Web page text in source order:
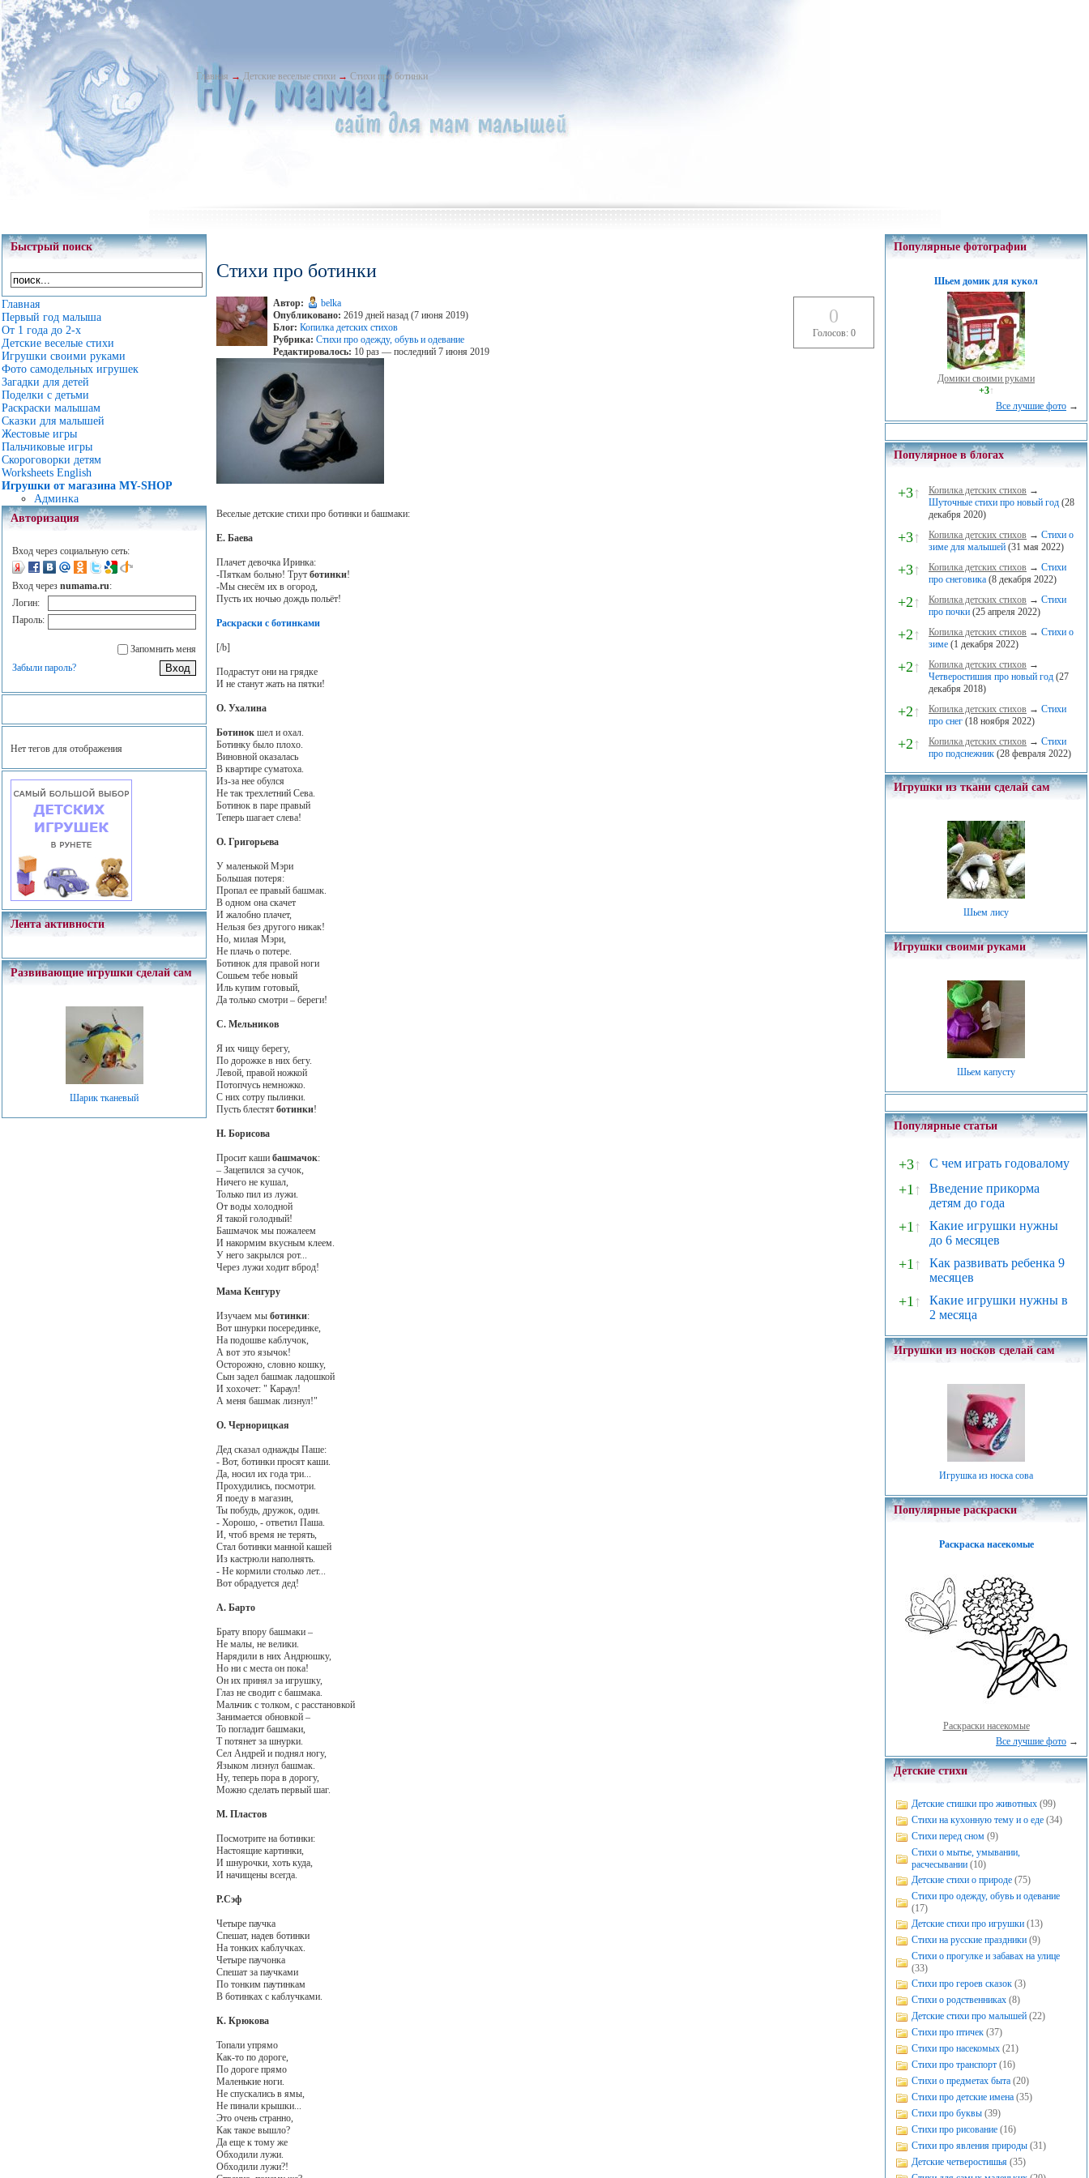
Главная → Детские веселые стихи → Стихи про ботинки
Быстрый поиск
Главная
Первый год малыша
От 1 года до 2-х
Детские веселые стихи
Игрушки своими руками
Фото самодельных игрушек
Загадки для детей
Поделки с детьми
Раскраски малышам
Сказки для малышей
Жестовые игры
Пальчиковые игры
Скороговорки детям
Worksheets English
Игрушки от магазина MY-SHOP
Админка
Авторизация
Вход через социальную сеть:
Вход через numama.ru:
Логин:
Пароль:
Запомнить меня
Забыли пароль?
Нет тегов для отображения
Лента активности
Развивающие игрушки сделай сам
Шарик тканевый
Стихи про ботинки
Автор:
belka
Опубликовано: 2619 дней назад (7 июня 2019)
Блог: Копилка детских стихов
Рубрика: Стихи про одежду, обувь и одевание
Редактировалось: 10 раз — последний 7 июня 2019
0
Голосов: 0
Веселые детские стихи про ботинки и башмаки:
Е. Баева
Плачет девочка Иринка:
-Пяткам больно! Трутботинки!
-Мы снесём их в огород,
Пусть их ночью дождь польёт!
Раскраски с ботинками
[/b]
Подрастут они на грядке
И не станут жать на пятки!
О. Ухалина
Ботинок шел и охал.
Ботинку было плохо.
Виновной оказалась
В квартире суматоха.
Из-за нее обулся
Не так трехлетний Сева.
Ботинок в паре правый
Теперь шагает слева!
О. Григорьева
У маленькой Мэри
Большая потеря:
Пропал ее правый башмак.
В одном она скачет
И жалобно плачет,
Нельзя без другого никак!
Но, милая Мэри,
Не плачь о потере.
Ботинок для правой ноги
Сошьем тебе новый
Иль купим готовый,
Да только смотри – береги!
С. Мельников
Я их чищу берегу,
По дорожке в них бегу.
Левой, правой ножкой
Потопчусь немножко.
С них сотру пылинки.
Пусть блестятботинки!
Н. Борисова
Просит кашибашмачок:
– Зацепился за сучок,
Ничего не кушал,
Только пил из лужи.
От воды холодной
Я такой голодный!
Башмачок мы пожалеем
И накормим вкусным клеем.
У него закрылся рот...
Через лужи ходит вброд!
Мама Кенгуру
Изучаем мыботинки:
Вот шнурки посерединке,
На подошве каблучок,
А вот это язычок!
Осторожно, словно кошку,
Сын задел башмак ладошкой
И хохочет: " Караул!
А меня башмак лизнул!"
О. Чернорицкая
Дед сказал однажды Паше:
- Вот, ботинки просят каши.
Да, носил их года три...
Прохудились, посмотри.
Я поеду в магазин,
Ты побудь, дружок, один.
- Хорошо, - ответил Паша.
И, чтоб время не терять,
Стал ботинки манной кашей
Из кастрюли наполнять.
- Не кормили столько лет...
Вот обрадуется дед!
А. Барто
Брату впору башмаки –
Не малы, не велики.
Нарядили в них Андрюшку,
Но ни с места он пока!
Он их принял за игрушку,
Глаз не сводит с башмака.
Мальчик с толком, с расстановкой
Занимается обновкой –
То погладит башмаки,
Т потянет за шнурки.
Сел Андрей и поднял ногу,
Языком лизнул башмак.
Ну, теперь пора в дорогу,
Можно сделать первый шаг.
М. Пластов
Посмотрите на ботинки:
Настоящие картинки,
И шнурочки, хоть куда,
И начищены всегда.
Р.Сэф
Четыре паучка
Спешат, надев ботинки
На тонких каблучках.
Четыре паучонка
Спешат за паучками
По тонким паутинкам
В ботинках с каблучками.
К. Крюкова
Топали упрямо
Как-то по дороге,
По дороге прямо
Маленькие ноги.
Не спускались в ямы,
Не пинали крышки...
Это очень странно,
Как такое вышло?
Да еще к тому же
Обходили лужи.
Обходили лужи?!
Популярные фотографии
Шьем домик для кукол
Домики своими руками
+3↑
Все лучшие фото →
Популярное в блогах
+3↑ Копилка детских стихов →
Шуточные стихи про новый год (28
декабря 2020)
+3↑ Копилка детских стихов → Стихи о
зиме для малышей (31 мая 2022)
+3↑ Копилка детских стихов → Стихи
про снеговика (8 декабря 2022)
+2↑ Копилка детских стихов → Стихи
про почки (25 апреля 2022)
+2↑ Копилка детских стихов → Стихи о
зиме (1 декабря 2022)
+2↑ Копилка детских стихов →
Четверостишия про новый год (27
декабря 2018)
+2↑ Копилка детских стихов → Стихи
про снег (18 ноября 2022)
+2↑ Копилка детских стихов → Стихи
про подснежник (28 февраля 2022)
Игрушки из ткани сделай сам
Шьем лису
Игрушки своими руками
Шьем капусту
Популярные статьи
+3↑ С чем играть годовалому
+1↑
Введение прикорма
детям до года
+1↑
Какие игрушки нужны
до 6 месяцев
+1↑
Как развивать ребенка 9
месяцев
+1↑
Какие игрушки нужны в
2 месяца
Игрушки из носков сделай сам
Игрушка из носка сова
Популярные раскраски
Раскраска насекомые
Раскраски насекомые
Все лучшие фото →
Детские стихи
Детские стишки про животных (99)
Стихи на кухонную тему и о еде (34)
Стихи перед сном (9)
Стихи о мытье, умывании,
расчесывании (10)
Детские стихи о природе (75)
Стихи про одежду, обувь и одевание
(17)
Детские стихи про игрушки (13)
Стихи на русские праздники (9)
Стихи о прогулке и забавах на улице
(33)
Стихи про героев сказок (3)
Стихи о родственниках (8)
Детские стихи про малышей (22)
Стихи про птичек (37)
Стихи про насекомых (21)
Стихи про транспорт (16)
Стихи о предметах быта (20)
Стихи про детские имена (35)
Стихи про буквы (39)
Стихи про рисование (16)
Стихи про явления природы (31)
Детские четверостишья (35)